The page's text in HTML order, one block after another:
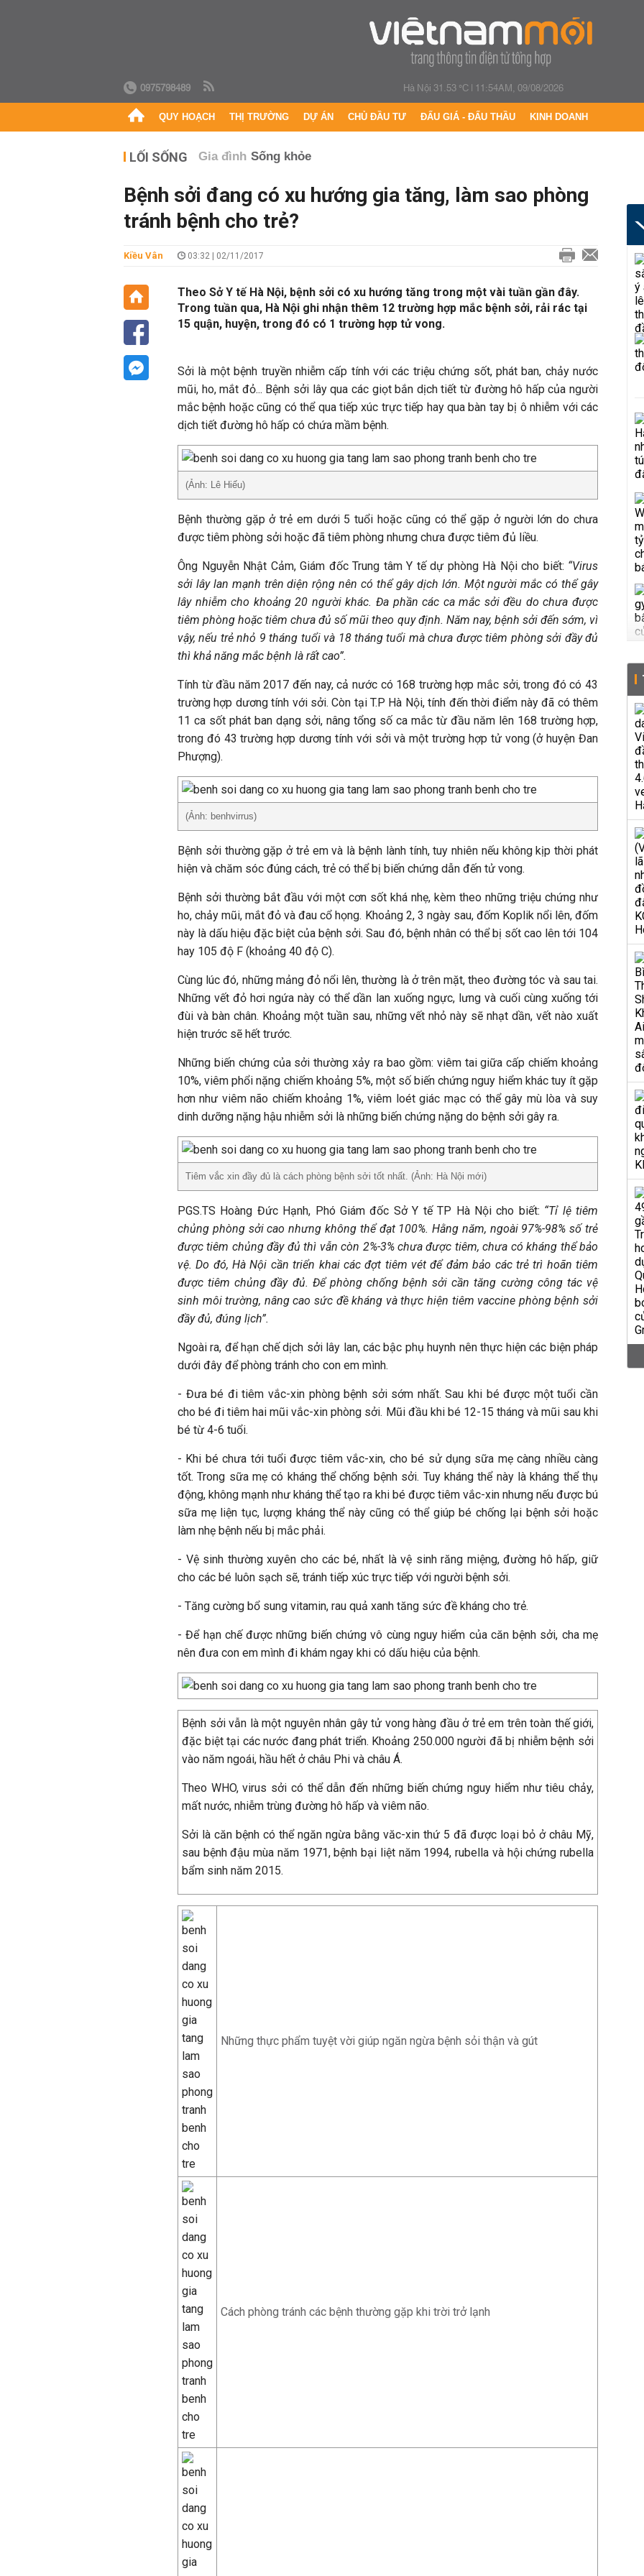
0975798489 Hà Nội 31.53 °C| 11:54AM, 09/08/2026
QUY HOẠCH THỊ TRƯỜNG DỰ ÁN CHỦ ĐẦU TƯ ĐẤU GIÁ - ĐẤU THẦU KINH DOANH
LỐI SỐNG Gia đình Sống khỏe
Bệnh sởi đang có xu hướng gia tăng, làm sao phòng
tránh bệnh cho trẻ?
Kiều Vân 03:32 | 02/11/2017
Theo Sở Y tế Hà Nội, bệnh sởi có xu hướng tăng trong một vài tuần gần đây.
Trong tuần qua, Hà Nội ghi nhận thêm 12 trường hợp mắc bệnh sởi, rải rác tại
15 quận, huyện, trong đó có 1 trường hợp tử vong.
Sởi là một bệnh truyền nhiễm cấp tính với các triệu chứng sốt, phát ban, chảy nước
mũi, ho, mắt đỏ... Bệnh sởi lây qua các giọt bắn dịch tiết từ đường hô hấp của người
mắc bệnh hoặc cũng có thể qua tiếp xúc trực tiếp hay qua bàn tay bị ô nhiễm với các
dịch tiết đường hô hấp có chứa mầm bệnh.
(Ảnh: Lê Hiếu)
Bệnh thường gặp ở trẻ em dưới 5 tuổi hoặc cũng có thể gặp ở người lớn do chưa
được tiêm phòng sởi hoặc đã tiêm phòng nhưng chưa được tiêm đủ liều.
Ông Nguyễn Nhật Cảm, Giám đốc Trung tâm Y tế dự phòng Hà Nội cho biết: “Virus
sởi lây lan mạnh trên diện rộng nên có thể gây dịch lớn. Một người mắc có thể gây
lây nhiễm cho khoảng 20 người khác. Đa phần các ca mắc sởi đều do chưa được
tiêm phòng hoặc tiêm chưa đủ số mũi theo quy định. Năm nay, bệnh sởi đến sớm, vì
vậy, nếu trẻ nhỏ 9 tháng tuổi và 18 tháng tuổi mà chưa được tiêm phòng sởi đầy đủ
thì khả năng mắc bệnh là rất cao”.
Tính từ đầu năm 2017 đến nay, cả nước có 168 trường hợp mắc sởi, trong đó có 43
trường hợp dương tính với sởi. Còn tại T.P Hà Nội, tính đến thời điểm này đã có thêm
11 ca sốt phát ban dạng sởi, nâng tổng số ca mắc từ đầu năm lên 168 trường hợp,
trong đó 43 trường hợp dương tính với sởi và một trường hợp tử vong (ở huyện Đan
Phượng).
(Ảnh: benhvirrus)
Bệnh sởi thường gặp ở trẻ em và là bệnh lành tính, tuy nhiên nếu không kịp thời phát
hiện và chăm sóc đúng cách, trẻ có thể bị biến chứng dẫn đến tử vong.
Bệnh sởi thường bắt đầu với một cơn sốt khá nhẹ, kèm theo những triệu chứng như
ho, chảy mũi, mắt đỏ và đau cổ họng. Khoảng 2, 3 ngày sau, đốm Koplik nổi lên, đốm
này là dấu hiệu đặc biệt của bệnh sởi. Sau đó, bệnh nhân có thể bị sốt cao lên tới 104
hay 105 độ F (khoảng 40 độ C).
Cùng lúc đó, những mảng đỏ nổi lên, thường là ở trên mặt, theo đường tóc và sau tai.
Những vết đỏ hơi ngứa này có thể dần lan xuống ngực, lưng và cuối cùng xuống tới
đùi và bàn chân. Khoảng một tuần sau, những vết nhỏ này sẽ nhạt dần, vết nào xuất
hiện trước sẽ hết trước.
Những biến chứng của sởi thường xảy ra bao gồm: viêm tai giữa cấp chiếm khoảng
10%, viêm phổi nặng chiếm khoảng 5%, một số biến chứng nguy hiểm khác tuy ít gặp
hơn như viêm não chiếm khoảng 1%, viêm loét giác mạc có thể gây mù lòa và suy
dinh dưỡng nặng hậu nhiễm sởi là những biến chứng nặng do bệnh sởi gây ra.
Tiêm vắc xin đầy đủ là cách phòng bệnh sởi tốt nhất. (Ảnh: Hà Nội mới)
PGS.TS Hoàng Đức Hạnh, Phó Giám đốc Sở Y tế TP Hà Nội cho biết: “Tỉ lệ tiêm
chủng phòng sởi cao nhưng không thể đạt 100%. Hằng năm, ngoài 97%-98% số trẻ
được tiêm chủng đầy đủ thì vẫn còn 2%-3% chưa được tiêm, chưa có kháng thể bảo
vệ. Do đó, Hà Nội cần triển khai các đợt tiêm vét để đảm bảo các trẻ trì hoãn tiêm
được tiêm chủng đầy đủ. Để phòng chống bệnh sởi cần tăng cường công tác vệ
sinh môi trường, nâng cao sức đề kháng và thực hiện tiêm vaccine phòng bệnh sởi
đầy đủ, đúng lịch”.
Ngoài ra, để hạn chế dịch sởi lây lan, các bậc phụ huynh nên thực hiện các biện pháp
dưới đây để phòng tránh cho con em mình.
- Đưa bé đi tiêm vắc-xin phòng bệnh sởi sớm nhất. Sau khi bé được một tuổi cần
cho bé đi tiêm hai mũi vắc-xin phòng sởi. Mũi đầu khi bé 12-15 tháng và mũi sau khi
bé từ 4-6 tuổi.
- Khi bé chưa tới tuổi được tiêm vắc-xin, cho bé sử dụng sữa mẹ càng nhiều càng
tốt. Trong sữa mẹ có kháng thể chống bệnh sởi. Tuy kháng thể này là kháng thể thụ
động, không mạnh như kháng thể tạo ra khi bé được tiêm vắc-xin nhưng nếu được bú
sữa mẹ liện tục, lượng kháng thể này cũng có thể giúp bé chống lại bệnh sởi hoặc
làm nhẹ bệnh nếu bị mắc phải.
- Vệ sinh thường xuyên cho các bé, nhất là vệ sinh răng miệng, đường hô hấp, giữ
cho các bé luôn sạch sẽ, tránh tiếp xúc trực tiếp với người bệnh sởi.
- Tăng cường bổ sung vitamin, rau quả xanh tăng sức đề kháng cho trẻ.
- Để hạn chế được những biến chứng vô cùng nguy hiểm của căn bệnh sởi, cha mẹ
nên đưa con em mình đi khám ngay khi có dấu hiệu của bệnh.
Bệnh sởi vẫn là một nguyên nhân gây tử vong hàng đầu ở trẻ em trên toàn thế giới,
đặc biệt tại các nước đang phát triển. Khoảng 250.000 người đã bị nhiễm bệnh sởi
vào năm ngoái, hầu hết ở châu Phi và châu Á.
Theo WHO, virus sởi có thể dẫn đến những biến chứng nguy hiểm như tiêu chảy,
mất nước, nhiễm trùng đường hô hấp và viêm não.
Sởi là căn bệnh có thể ngăn ngừa bằng văc-xin thứ 5 đã được loại bỏ ở châu Mỹ,
sau bệnh đậu mùa năm 1971, bệnh bại liệt năm 1994, rubella và hội chứng rubella
bẩm sinh năm 2015.
Những thực phẩm tuyệt vời giúp ngăn ngừa bệnh sỏi thận và gút
Cách phòng tránh các bệnh thường gặp khi trời trở lạnh